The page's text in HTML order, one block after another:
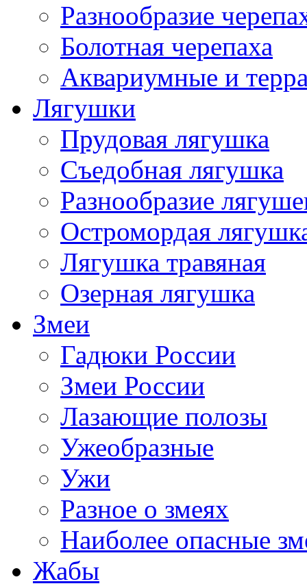
Разнообразие
Болотная черепаха
Аквариумные и
Лягушки
Прудовая лягушка
Съедобная лягушка
Разнообразие
Остромордая
Лягушка травяная
Озерная лягушка
Змеи
Гадюки России
Змеи России
Лазающие полозы
Ужеобразные
Ужи
Разное о змеях
Наиболее опасные
Жабы